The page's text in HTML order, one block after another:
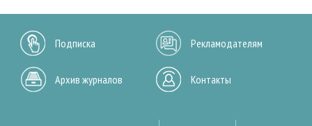
Подписка Рекламодателям
Архив журналов Контакты